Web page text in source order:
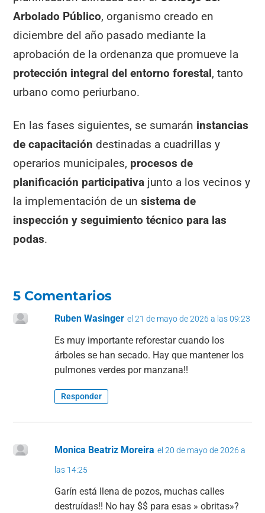
Arbolado Público, organismo creado en
diciembre del año pasado mediante la
aprobación de la ordenanza que promueve la
protección integral del entorno forestal, tanto
urbano como periurbano.
En las fases siguientes, se sumarán instancias
de capacitación destinadas a cuadrillas y
operarios municipales, procesos de
planificación participativa junto a los vecinos y
la implementación de unsistema de
inspección y seguimiento técnico para las
podas.
5 Comentarios
Ruben Wasinger el 21 de mayo de 2026 a las 09:23
Es muy importante reforestar cuando los
árboles se han secado. Hay que mantener los
pulmones verdes por manzana!!
Responder
Monica Beatriz Moreira el 20 de mayo de 2026 a
las 14:25
Garín está llena de pozos, muchas calles
destruídas!! No hay $$ para esas » obritas»?